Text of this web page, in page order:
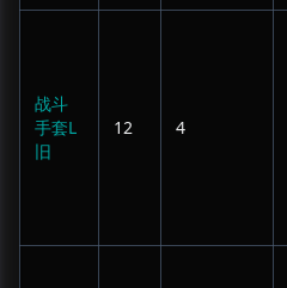
战斗
手套L
旧
12 4